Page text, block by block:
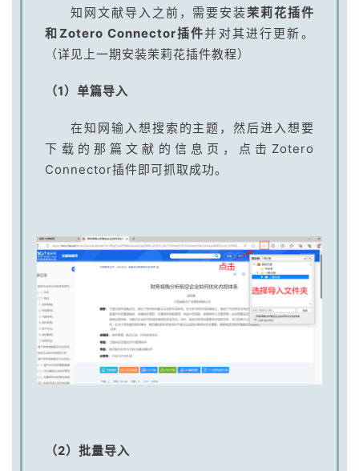
知网文献导入之前，需要安装茉莉花插件
和Zotero Connector插件并对其进行更新。
（详见上一期安装茉莉花插件教程）
（1）单篇导入
在知网输入想搜索的主题，然后进入想要
下载的那篇文献的信息页，点击Zotero
Connector插件即可抓取成功。
（2）批量导入